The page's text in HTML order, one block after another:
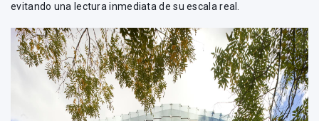
evitando una lectura inmediata de su escala real.